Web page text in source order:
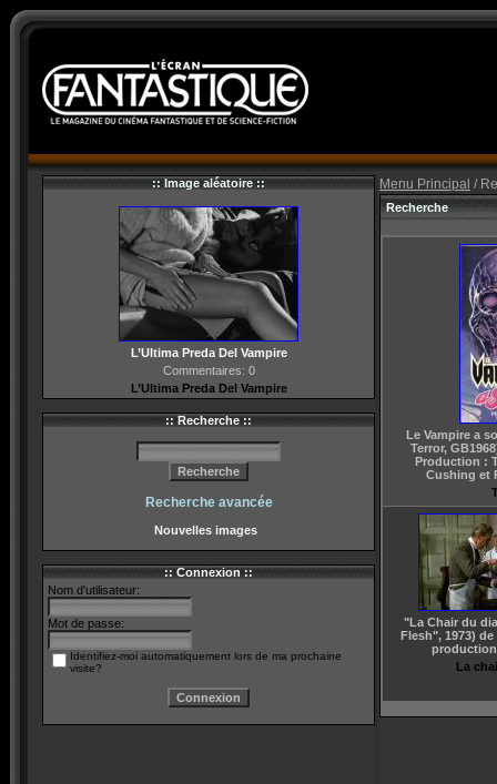
:: Image aléatoire ::
L’Ultima Preda Del Vampire
Commentaires: 0
L’Ultima Preda Del Vampire
:: Recherche ::
Recherche avancée
Nouvelles images
:: Connexion ::
Nom d'utilisateur:
Mot de passe:
Identifiez-moi automatiquement lors de ma prochaine
visite?
Menu Principal /
Recherche
Le Vampire a
Terror,
Production :
Cushing et
"La Chair du
Flesh", 1973)
La